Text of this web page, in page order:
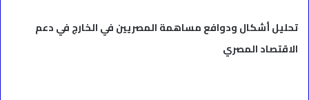
تحليل أشكال ودوافع مساهمة المصريين في الخارج في دعم
الاقتصاد المصري